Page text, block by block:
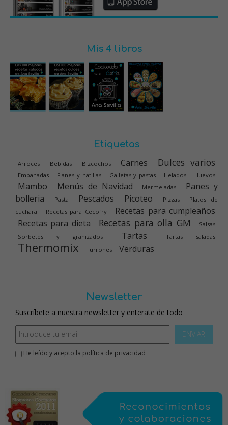
Mis 4 libros
Etiquetas
Arroces Bebidas Bizcochos Carnes Dulces varios
Empanadas Flanes y natillas Galletas y pastas Helados Huevos
Mambo Menús de Navidad Mermeladas
Panes y
bolleria
Pasta Pescados Picoteo Pizzas
Platos de
cuchara
Recetas para Cecofry
Recetas para cumpleaños
Recetas para dieta
Recetas para olla GM
Salsas
Sorbetes y granizados
Tartas Tartas saladas
Thermomix Turrones Verduras
Newsletter
Suscríbete a nuestra newsletter y enterate de todo
ENVIAR
He leído y acepto la política de privacidad